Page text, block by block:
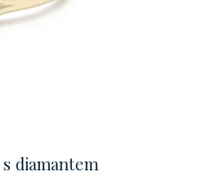
diamantem